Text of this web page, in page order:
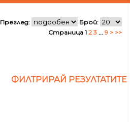
Преглед:
Брой:
Страница 1 2 3 ... 9 > >>
ФИЛТРИРАЙ РЕЗУЛТАТИТЕ